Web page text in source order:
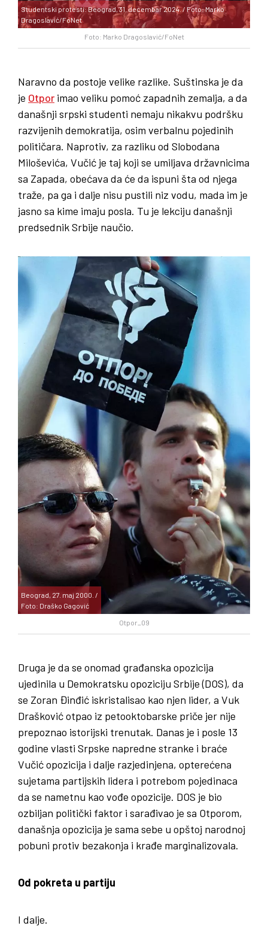
Foto: Marko Dragoslavić/FoNet
Studentski protesti: Beograd, 31. decembar 2024. / Foto: Marko
Dragoslavić/FoNet
Naravno da postoje velike razlike. Suštinska je da
je Otpor imao veliku pomoć zapadnih zemalja, a da
današnji srpski studenti nemaju nikakvu podršku
razvijenih demokratija, osim verbalnu pojedinih
političara. Naprotiv, za razliku od Slobodana
Miloševića, Vučić je taj koji se umiljava državnicima
sa Zapada, obećava da će da ispuni šta od njega
traže, pa ga i dalje nisu pustili niz vodu, mada im je
jasno sa kime imaju posla. Tu je lekciju današnji
predsednik Srbije naučio.
Otpor_09
Beograd, 27. maj 2000. /
Foto: Draško Gagović
Druga je da se onomad građanska opozicija
ujedinila u Demokratsku opoziciju Srbije (DOS), da
se Zoran Đinđić iskristalisao kao njen lider, a Vuk
Drašković otpao iz petooktobarske priče jer nije
prepoznao istorijski trenutak. Danas je i posle 13
godine vlasti Srpske napredne stranke i braće
Vučić opozicija i dalje razjedinjena, opterećena
sujetama partijskih lidera i potrebom pojedinaca
da se nametnu kao vođe opozicije. DOS je bio
ozbiljan politički faktor i sarađivao je sa Otporom,
današnja opozicija je sama sebe u opštoj narodnoj
pobuni protiv bezakonja i krađe marginalizovala.
Od pokreta u partiju
I dalje.